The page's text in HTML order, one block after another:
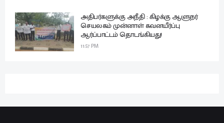
அதிபர்களுக்கு அநீதி : கிழக்கு ஆளுநர்
செயலகம் முன்னாள் கவனயீர்ப்பு
ஆர்ப்பாட்டம் தொடங்கியது!
11:57 PM